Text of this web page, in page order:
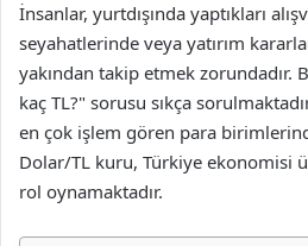
İnsanlar, yurtdışında yaptıkları
seyahatlerinde veya yatırım
yakından takip etmek zorundadır.
kaç TL?" sorusu sıkça
en çok işlem gören para
Dolar/TL kuru, Türkiye ekonomisi
rol oynamaktadır.